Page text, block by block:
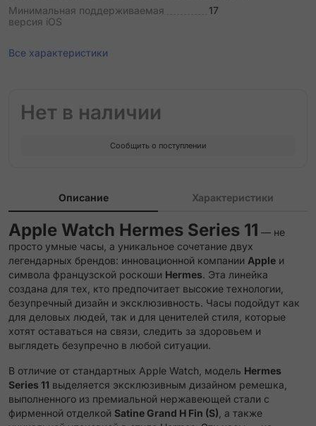
Bordeaux Single Tour Deployment Buckle Kilim Strap
Craie Double Tour Hapi Strap
Etoupe Single Tour Attelage Strap
Etoupe Single Tour Strap
Gold Double Tour Hapi Strap
Gold Single Tour Attelage Strap
Gold/Ecru Single Tour Toile H Strap
Gris Single Tour Deployment Buckle Kilim Strap
Gris Single Tour Grand H Fin Strap
Gris Single Tour Grand H Strap
Минимальная поддерживаемая
версия iOS
17
Все характеристики
Нет в наличии
Сообщить о поступлении
Описание Характеристики
Apple Watch Hermes Series 11 — не
просто умные часы, а уникальное сочетание двух
легендарных брендов: инновационной компании Apple и
символа французской роскоши Hermes. Эта линейка
создана для тех, кто предпочитает высокие технологии,
безупречный дизайн и эксклюзивность. Часы подойдут как
для деловых людей, так и для ценителей стиля, которые
хотят оставаться на связи, следить за здоровьем и
выглядеть безупречно в любой ситуации.
В отличие от стандартных Apple Watch, модель Hermes
Series 11 выделяется эксклюзивным дизайном ремешка,
выполненного из премиальной нержавеющей стали с
фирменной отделкой Satine Grand H Fin (S) , а также